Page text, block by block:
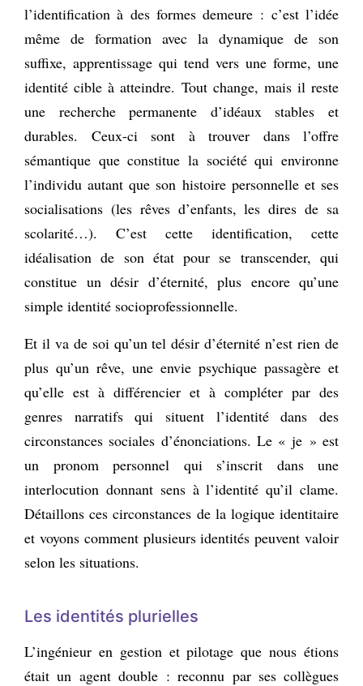
l’identification à des formes demeure : c’est l’idée
même de formation avec la dynamique de son
suffixe, apprentissage qui tend vers une forme, une
identité cible à atteindre. Tout change, mais il reste
une recherche permanente d’idéaux stables et
durables. Ceux-ci sont à trouver dans l’offre
sémantique que constitue la société qui environne
l’individu autant que son histoire personnelle et ses
socialisations (les rêves d’enfants, les dires de sa
scolarité…). C’est cette identification, cette
idéalisation de son état pour se transcender, qui
constitue un désir d’éternité, plus encore qu’une
simple identité socioprofessionnelle.
Et il va de soi qu’un tel désir d’éternité n’est rien de
plus qu’un rêve, une envie psychique passagère et
qu’elle est à différencier et à compléter par des
genres narratifs qui situent l’identité dans des
circonstances sociales d’énonciations. Le « je » est
un pronom personnel qui s’inscrit dans une
interlocution donnant sens à l’identité qu’il clame.
Détaillons ces circonstances de la logique identitaire
et voyons comment plusieurs identités peuvent valoir
selon les situations.
Les identités plurielles
L’ingénieur en gestion et pilotage que nous étions
était un agent double : reconnu par ses collègues